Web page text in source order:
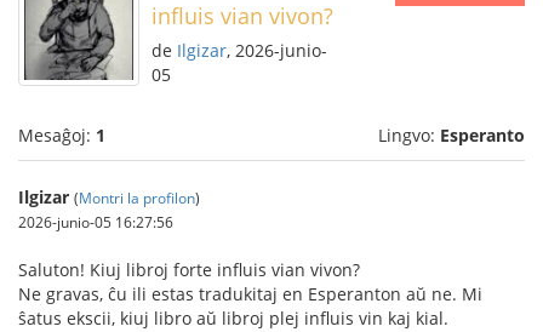
influis vian vivon?
de Ilgizar, 2026-junio-
05
Mesaĝoj: 1 Lingvo: Esperanto
Ilgizar (Montri la profilon)
2026-junio-05 16:27:56
Saluton! Kiuj libroj forte influis vian vivon?
Ne gravas, ĉu ili estas tradukitaj en Esperanton aŭ ne. Mi
ŝatus ekscii, kiuj libro aŭ libroj plej influis vin kaj kial.